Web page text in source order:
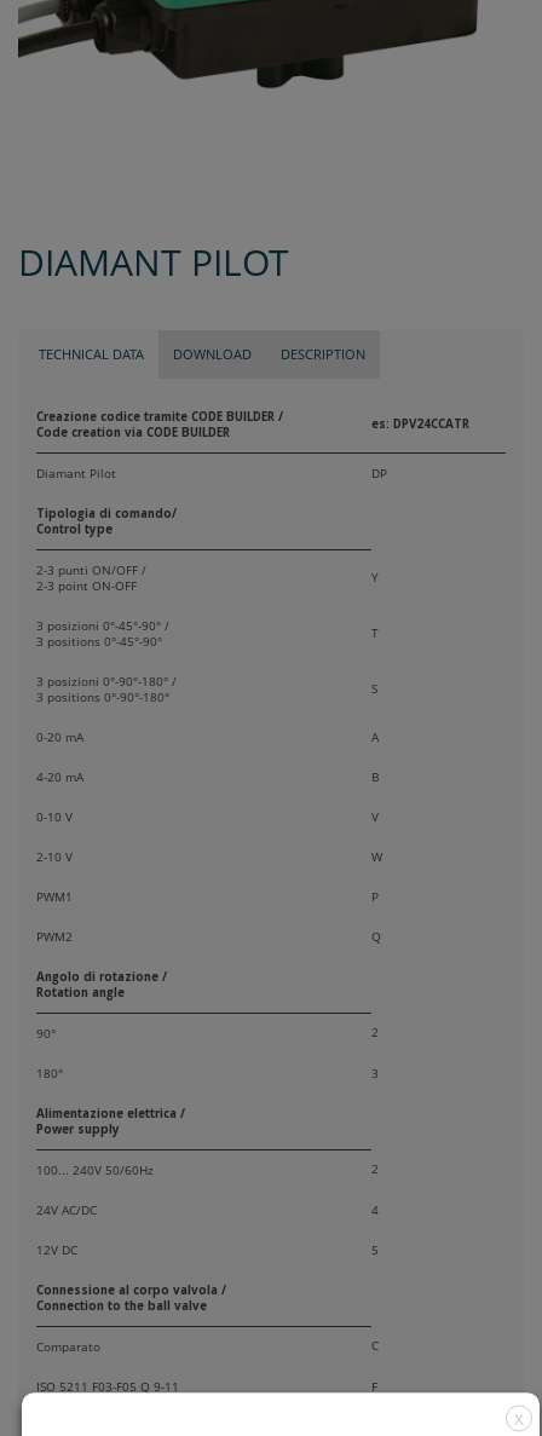
DIAMANT PILOT
TECHNICAL DATA DOWNLOAD DESCRIPTION
Creazione codice tramite CODE BUILDER /
Code creation via CODE BUILDER
es: DPV24CCATR
Diamant Pilot DP
Tipologia di comando/
Control type
2-3 punti ON/OFF /
2-3 point ON-OFF
Y
3 posizioni 0°-45°-90° /
3 positions 0°-45°-90°
T
3 posizioni 0°-90°-180° /
3 positions 0°-90°-180°
S
0-20 mA A
4-20 mA B
0-10 V V
2-10 V W
PWM1 P
PWM2 Q
Angolo di rotazione /
Rotation angle
90° 2
180° 3
Alimentazione elettrica /
Power supply
100... 240V 50/60Hz 2
24V AC/DC 4
12V DC 5
Connessione al corpo valvola /
Connection to the ball valve
Comparato C
ISO 5211 F03-F05 Q 9-11 F
X